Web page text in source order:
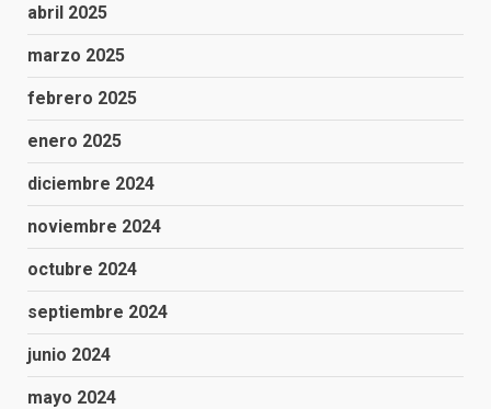
abril 2025
marzo 2025
febrero 2025
enero 2025
diciembre 2024
noviembre 2024
octubre 2024
septiembre 2024
junio 2024
mayo 2024